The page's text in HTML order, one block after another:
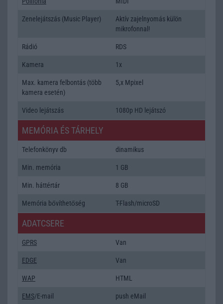
Zenelejátszás (Music Player)
Aktív zajelnyomás külön
mikrofonnal!
Rádió RDS
Kamera 1x
Max. kamera felbontás (több
kamera esetén)
5,x Mpixel
Video lejátszás 1080p HD lejátszó
MEMÓRIA ÉS TÁRHELY
Telefonkönyv db dinamikus
Min. memória 1 GB
Min. háttértár 8 GB
Memória bővíthetőség T-Flash/microSD
ADATCSERE
GPRS Van
EDGE Van
WAP HTML
EMS/E-mail push eMail